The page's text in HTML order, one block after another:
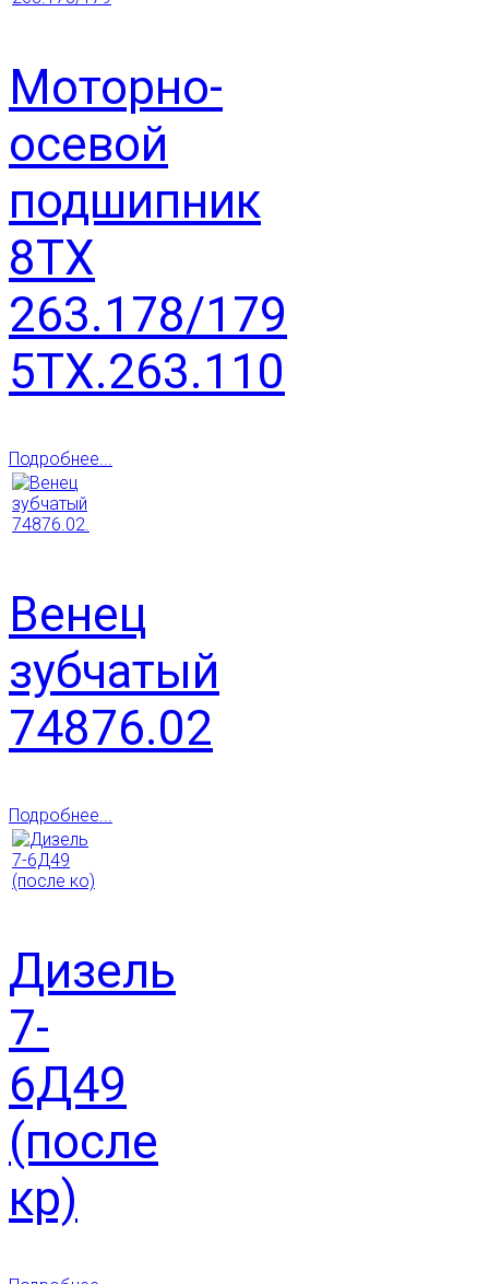
Моторно-
осевой
подшипник
8ТХ
263.178/179
5ТХ.263.110
Подробнее...
Венец
зубчатый
74876.02
Подробнее...
Дизель
7-
6Д49
(после
кр)